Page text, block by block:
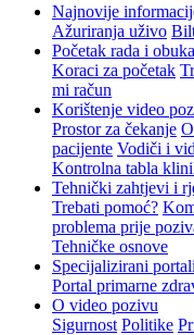
Najnovije
Ažuriranja uživo
Početak rada i obuka
Koraci za početak
mi račun
Korištenje video
Prostor za čekanje
pacijente Vodiči i
Kontrolna tabla
Tehnički zahtjevi i
Trebati pomoć?
problema prije
Tehničke osnove
Specijalizirani portali
Portal primarne
O video pozivu
Sigurnost Politike